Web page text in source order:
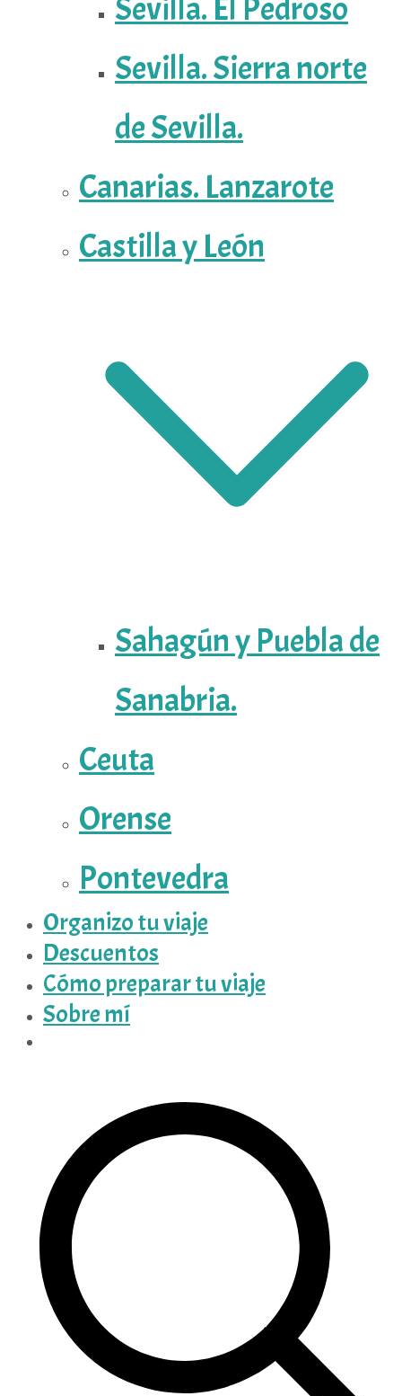
Sevilla. El Pedroso
Sevilla. Sierra norte
de Sevilla.
Canarias. Lanzarote
Castilla y León
Sahagún y Puebla de
Sanabria.
Ceuta
Orense
Pontevedra
Organizo tu viaje
Descuentos
Cómo preparar tu viaje
Sobre mí